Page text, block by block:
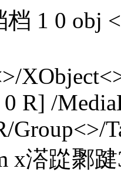
档 1 0 obj
R] /
Group<>/
x溚踨鄹